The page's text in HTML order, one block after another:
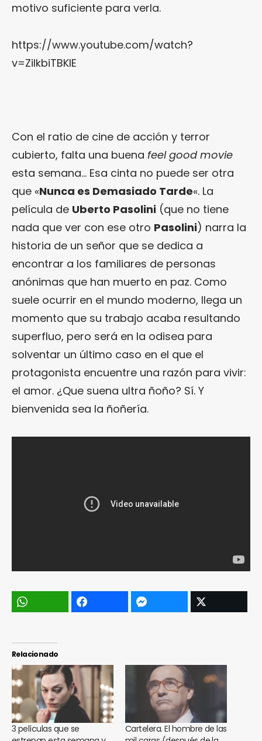
motivo suficiente para verla.
https://www.youtube.com/watch?
v=ZiIkbiTBKIE
Con el ratio de cine de acción y terror
cubierto, falta una buena feel good movie
esta semana… Esa cinta no puede ser otra
que «Nunca es Demasiado Tarde«. La
película de Uberto Pasolini (que no tiene
nada que ver con ese otro Pasolini) narra la
historia de un señor que se dedica a
encontrar a los familiares de personas
anónimas que han muerto en paz. Como
suele ocurrir en el mundo moderno, llega un
momento que su trabajo acaba resultando
superfluo, pero será en la odisea para
solventar un último caso en el que el
protagonista encuentre una razón para vivir:
el amor. ¿Que suena ultra ñoño? Sí. Y
bienvenida sea la ñoñería.
Relacionado
3 películas que se
Cartelera. El hombre de las